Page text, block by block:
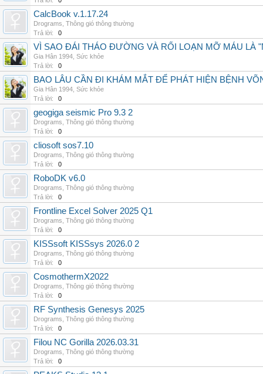
CalcBook v.1.17.24
Drograms Thông gió thông thường
Trả lời:
0
VÌ SAO ĐÁI THÁO ĐƯỜNG VÀ RỐI LOẠN MỠ MÁU LÀ
Gia Hân 1994 Sức khỏe
Trả lời:
0
BAO LÂU CẦN ĐI KHÁM MẮT ĐỂ PHÁT HIỆN BỆNH
Gia Hân 1994 Sức khỏe
Trả lời:
0
geogiga seismic Pro 9.3 2
Drograms Thông gió thông thường
Trả lời:
0
cliosoft sos7.10
Drograms Thông gió thông thường
Trả lời:
0
RoboDK v6.0
Drograms Thông gió thông thường
Trả lời:
0
Frontline Excel Solver 2025 Q1
Drograms Thông gió thông thường
Trả lời:
0
KISSsoft KISSsys 2026.0 2
Drograms Thông gió thông thường
Trả lời:
0
CosmothermX2022
Drograms Thông gió thông thường
Trả lời:
0
RF Synthesis Genesys 2025
Drograms Thông gió thông thường
Trả lời:
0
Filou NC Gorilla 2026.03.31
Drograms Thông gió thông thường
Trả lời:
0